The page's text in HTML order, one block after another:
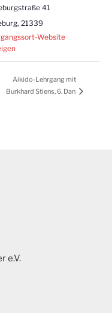
41
, 21339
Website
Aikido-Lehrgang mit
Burkhard Stiens, 6. Dan
e.V.